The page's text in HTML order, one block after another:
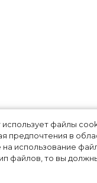
использует файлы
предпочтения в
на использование
файлов, то вы